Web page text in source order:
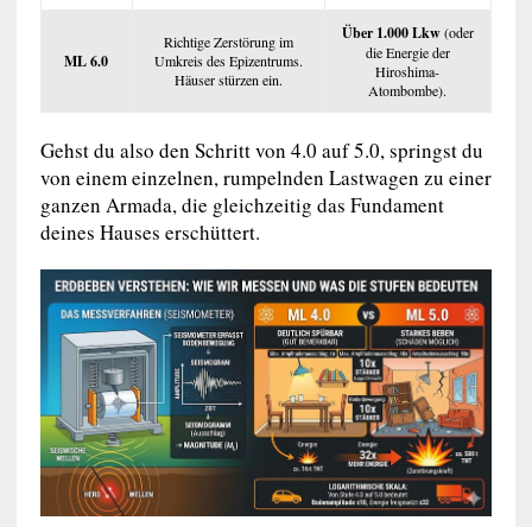
ML 6.0
Richtige Zerstörung im
Umkreis des Epizentrums.
Häuser stürzen ein.
Über 1.000 Lkw(oder
die Energie der
Hiroshima-
Atombombe).
Gehst du also den Schritt von 4.0 auf 5.0, springst du
von einem einzelnen, rumpelnden Lastwagen zu einer
ganzen Armada, die gleichzeitig das Fundament
deines Hauses erschüttert.